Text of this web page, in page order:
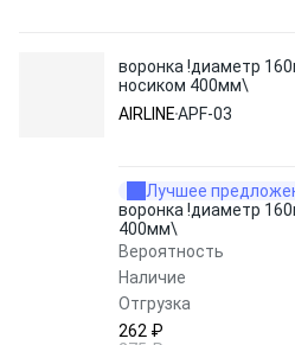
воронка !диаметр
носиком 400мм\
AIRLINEAPF-03
Лучшее
воронка !диаметр
400мм\
Вероятность
Наличие
Отгрузка
262 ₽